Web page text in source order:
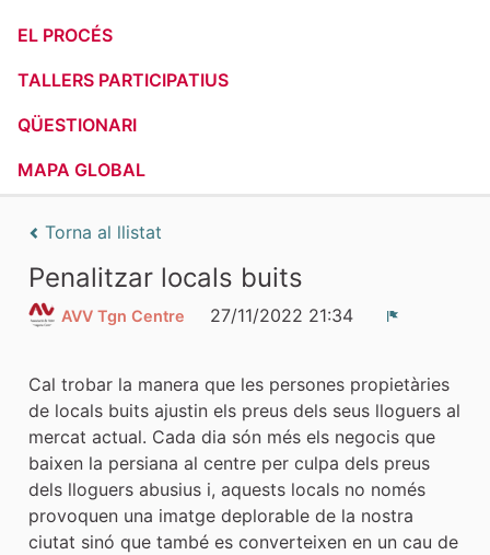
EL PROCÉS
TALLERS PARTICIPATIUS
QÜESTIONARI
MAPA GLOBAL
Torna al llistat
Penalitzar locals buits
AVV Tgn Centre
27/11/2022 21:34
Cal trobar la manera que les persones propietàries
de locals buits ajustin els preus dels seus lloguers al
mercat actual. Cada dia són més els negocis que
baixen la persiana al centre per culpa dels preus
dels lloguers abusius i, aquests locals no només
provoquen una imatge deplorable de la nostra
ciutat sinó que també es converteixen en un cau de